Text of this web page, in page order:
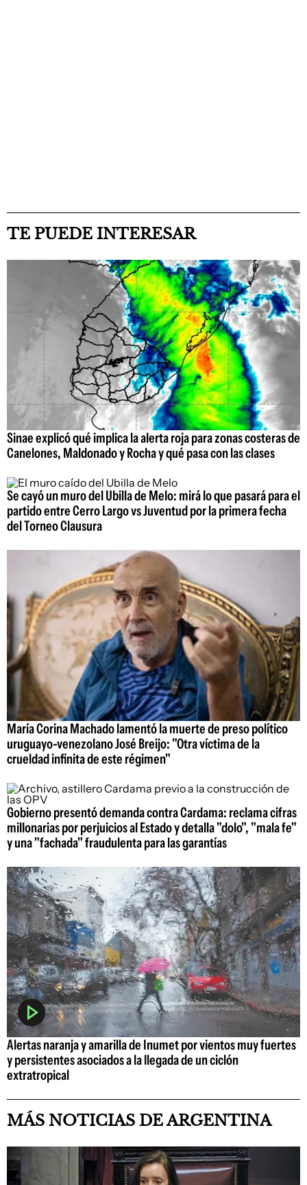
TE PUEDE INTERESAR
Sinae explicó qué implica la alerta roja para zonas costeras de
Canelones, Maldonado y Rocha y qué pasa con las clases
Se cayó un muro del Ubilla de Melo: mirá lo que pasará para el
partido entre Cerro Largo vs Juventud por la primera fecha
del Torneo Clausura
María Corina Machado lamentó la muerte de preso político
uruguayo-venezolano José Breijo: "Otra víctima de la
crueldad infinita de este régimen"
Gobierno presentó demanda contra Cardama: reclama cifras
millonarias por perjuicios al Estado y detalla "dolo", "mala fe"
y una "fachada" fraudulenta para las garantías
Alertas naranja y amarilla de Inumet por vientos muy fuertes
y persistentes asociados a la llegada de un ciclón
extratropical
MÁS NOTICIAS DE ARGENTINA